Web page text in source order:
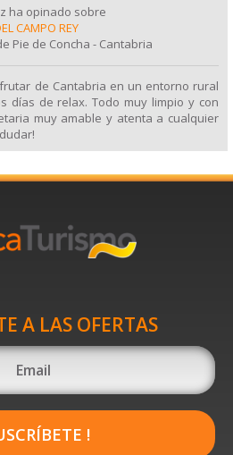
ha opinado sobre
CAMPO REY
Pie de Concha - Cantabria
de Cantabria en un entorno rural
días de relax. Todo muy limpio y con
muy amable y atenta a cualquier
A LAS OFERTAS
!